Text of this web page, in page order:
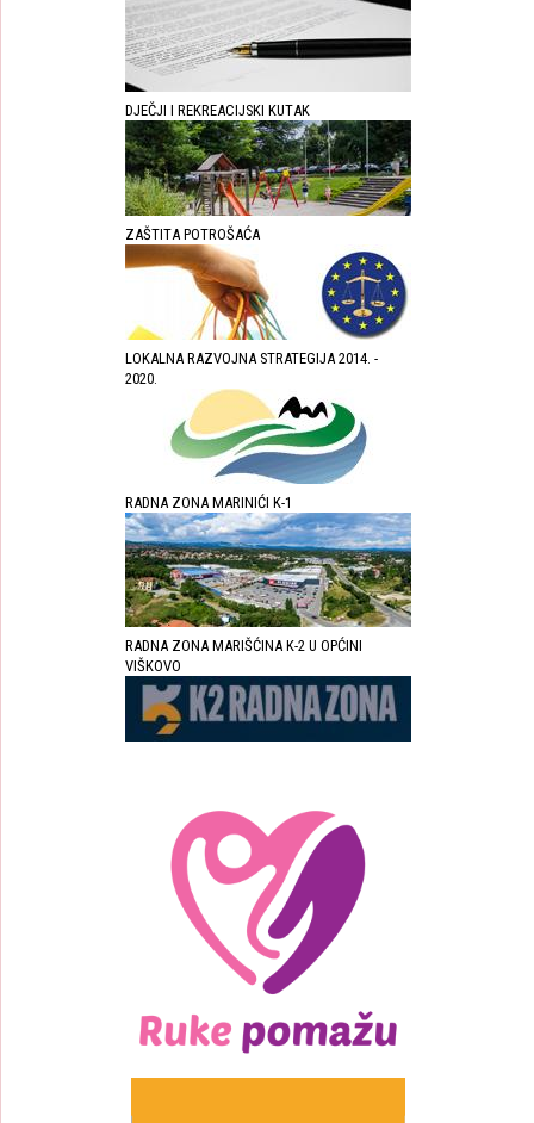
DJEČJI I REKREACIJSKI KUTAK
ZAŠTITA POTROŠAĆA
LOKALNA RAZVOJNA STRATEGIJA 2014. -
2020.
RADNA ZONA MARINIĆI K-1
RADNA ZONA MARIŠĆINA K-2 U OPĆINI
VIŠKOVO